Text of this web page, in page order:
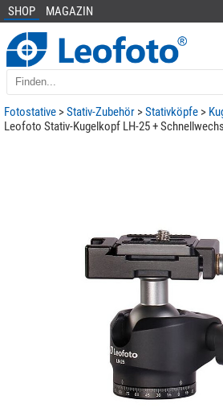
SHOP MAGAZIN
Fotostative >Stativ-Zubehör >Stativköpfe >
Leofoto Stativ-Kugelkopf LH-25 +